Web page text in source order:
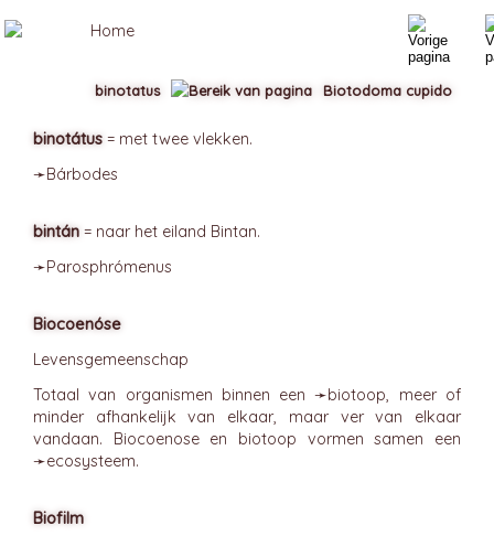
binotátus = met twee vlekken.
➛Bárbodes
bintán = naar het eiland Bintan.
➛Parosphrómenus
Biocoenóse
Levensgemeenschap
Totaal van organismen binnen een ➛biotoop, meer of
minder afhankelijk van elkaar, maar ver van elkaar
vandaan. Biocoenose en biotoop vormen samen een
➛ecosysteem.
Biofilm
binotatus Biotodoma cupido